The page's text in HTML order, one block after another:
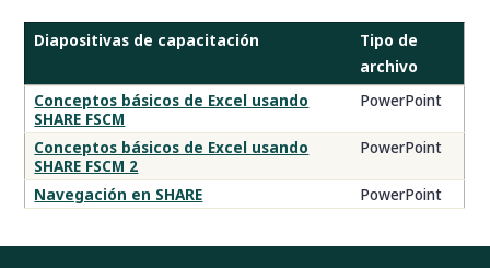
Presentaciones
de
capacitación
de
DFA
Diapositivas de capacitación
Tipo de
archivo
Conceptos básicos de Excel usando
SHARE FSCM
PowerPoint
Conceptos básicos de Excel usando
SHARE FSCM 2
PowerPoint
Navegación en SHARE PowerPoint